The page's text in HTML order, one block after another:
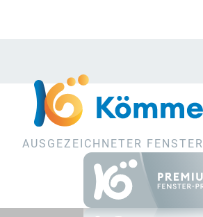
AUSGEZEICHNETER